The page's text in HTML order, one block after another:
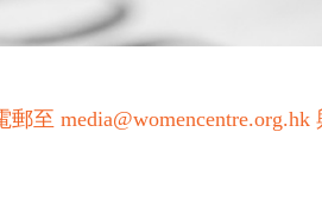
至 media@womencentre.org.hk